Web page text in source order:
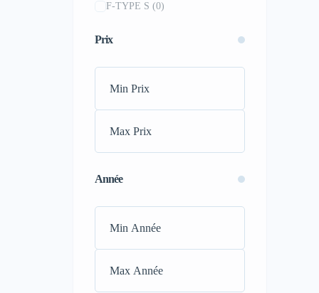
Ford(0)
Genesis
Hummer(0)
Infiniti(0)
Jeep
F-TYPE S (0)
XK F-TYPE R(0)
Prix
Année